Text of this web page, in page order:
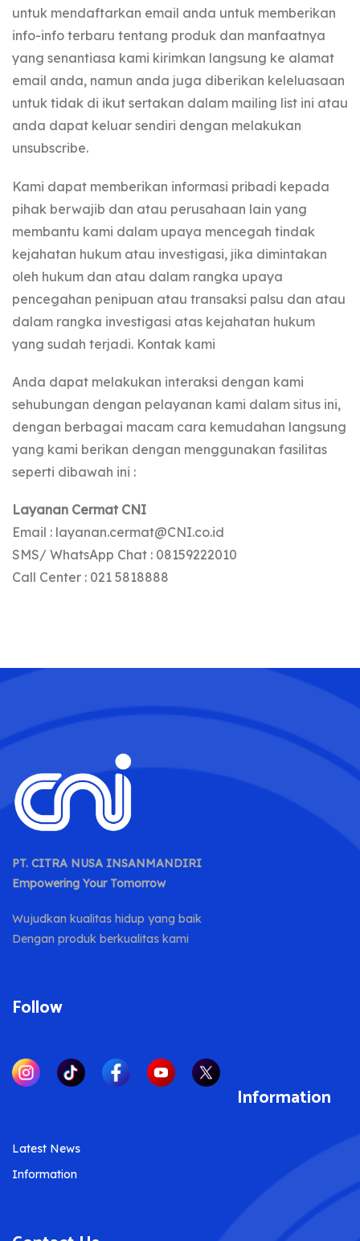
untuk mendaftarkan email anda untuk memberikan
info-info terbaru tentang produk dan manfaatnya
yang senantiasa kami kirimkan langsung ke alamat
email anda, namun anda juga diberikan keleluasaan
untuk tidak di ikut sertakan dalam mailing list ini atau
anda dapat keluar sendiri dengan melakukan
unsubscribe.
Kami dapat memberikan informasi pribadi kepada
pihak berwajib dan atau perusahaan lain yang
membantu kami dalam upaya mencegah tindak
kejahatan hukum atau investigasi, jika dimintakan
oleh hukum dan atau dalam rangka upaya
pencegahan penipuan atau transaksi palsu dan atau
dalam rangka investigasi atas kejahatan hukum
yang sudah terjadi. Kontak kami
Anda dapat melakukan interaksi dengan kami
sehubungan dengan pelayanan kami dalam situs ini,
dengan berbagai macam cara kemudahan langsung
yang kami berikan dengan menggunakan fasilitas
seperti dibawah ini :
Layanan Cermat CNI
Email : layanan.cermat@CNI.co.id
SMS/ WhatsApp Chat : 08159222010
Call Center : 021 5818888
PT. CITRA NUSA INSANMANDIRI
Empowering Your Tomorrow
Wujudkan kualitas hidup yang baik
Dengan produk berkualitas kami
Follow
Information
Latest News
Information